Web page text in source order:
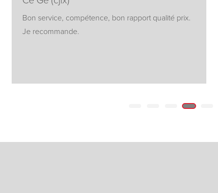
Bon service, compétence, bon rapport qualité prix.
Je recommande.